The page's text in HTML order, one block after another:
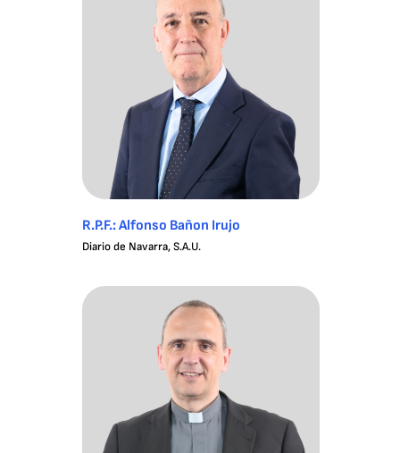
R.P.F.: Alfonso Bañon Irujo
Diario de Navarra, S.A.U.